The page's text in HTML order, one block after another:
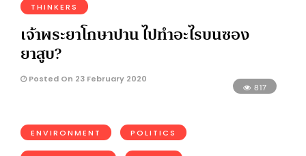
THINKERS
เจ้าพระยาโกษาปาน ไปทำอะไรบนซอง
ยาสูบ?
Posted On 23 February 2020
817
ENVIRONMENT POLITICS